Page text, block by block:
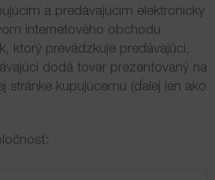
konvektora
stanice
a predávajúcim elektronicky
internetového obchodu
, ktorý prevádzkuje predávajúci,
dodá tovar prezentovaný na
stránke kupujúcemu (ďalej len ako